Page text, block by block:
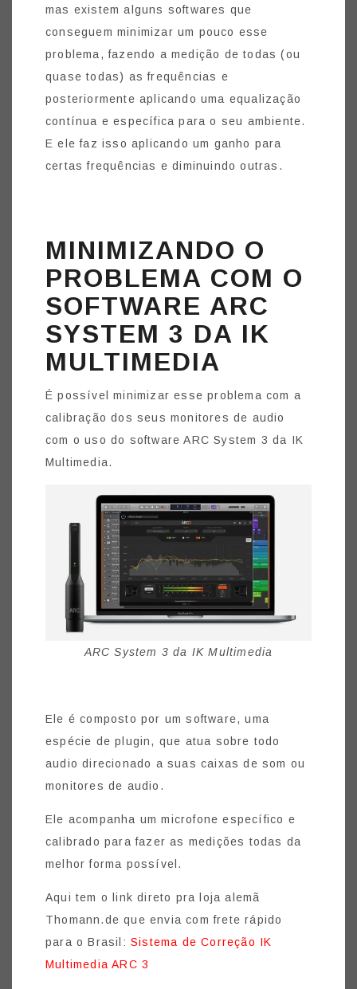
mas existem alguns softwares que
conseguem minimizar um pouco esse
problema, fazendo a medição de todas (ou
quase todas) as frequências e
posteriormente aplicando uma equalização
contínua e específica para o seu ambiente.
E ele faz isso aplicando um ganho para
certas frequências e diminuindo outras.
MINIMIZANDO O
PROBLEMA COM O
SOFTWARE ARC
SYSTEM 3 DA IK
MULTIMEDIA
É possível minimizar esse problema com a
calibração dos seus monitores de audio
com o uso do software ARC System 3 da IK
Multimedia.
ARC System 3 da IK Multimedia
Ele é composto por um software, uma
espécie de plugin, que atua sobre todo
audio direcionado a suas caixas de som ou
monitores de audio.
Ele acompanha um microfone específico e
calibrado para fazer as medições todas da
melhor forma possível.
Aqui tem o link direto pra loja alemã
Thomann.de que envia com frete rápido
para o Brasil: Sistema de Correção IK
Multimedia ARC 3